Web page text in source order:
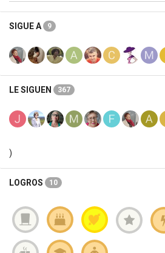
SIGUE A 9
LE SIGUEN 367
)
LOGROS 10